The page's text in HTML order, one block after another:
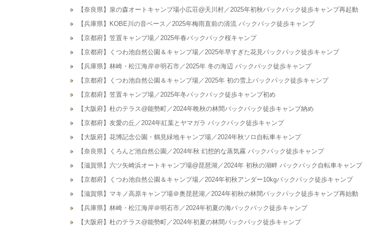
【奈良県】泉の森オートキャンプ場小広荘@天川村／2025年初秋バックパック徒歩キャンプ再起動
【兵庫県】KOBE川の音ベース／2025年梅雨直前の清流 バックパック徒歩キャンプ
【京都府】笠置キャンプ場／2025年春バックパック桜キャンプ
【京都府】くつわ池自然公園＆キャンプ場／2025年早すぎた花見バックパック徒歩キャンプ
【兵庫県】林崎・松江海岸＠明石市／2025年 冬の海辺 バックパック徒歩キャンプ
【京都府】くつわ池自然公園＆キャンプ場／2025年 初の雪上バックパック徒歩キャンプ
【京都府】笠置キャンプ場／2025年冬バックパック徒歩キャンプ初め
【大阪府】杜のテラス@能勢町／2024年晩秋の林間バックパック徒歩キャンプ納め
【京都府】友愛の丘／2024年紅葉とヤマガラ バックパック徒歩キャンプ
【大阪府】花博記念公園・鶴見緑地キャンプ場／2024年秋ソロ自転車キャンプ
【奈良県】くろんど池自然公園／2024年秋 幻想的な蒸気霧 バックパック徒歩キャンプ
【滋賀県】六ツ矢崎浜オートキャンプ場@琵琶湖／2024年 初秋の湖畔 バックパック自転車キャンプ
【京都府】くつわ池自然公園＆キャンプ場／2024年初秋アンダー10kgバックパック徒歩キャンプ
【滋賀県】マキノ高原キャンプ場＠奥琵琶湖／2024年初秋の林間バックパック徒歩キャンプ再始動
【兵庫県】林崎・松江海岸＠明石市／2024年初夏の海バックパック徒歩キャンプ
【大阪府】杜のテラス@能勢町／2024年初夏の林間バックパック徒歩キャンプ